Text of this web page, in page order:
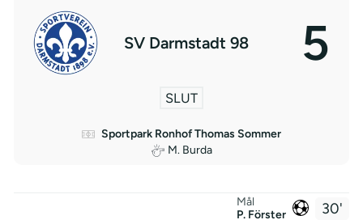
SV Darmstadt 98 5
SLUT
Sportpark Ronhof Thomas Sommer
M. Burda
30'
Mål
P. Förster